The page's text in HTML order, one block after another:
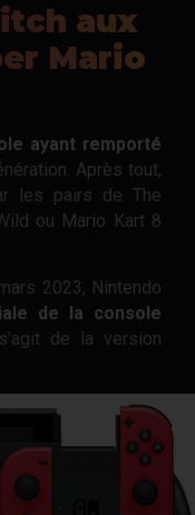
aux
Mario
ayant remporté
Après tout,
les pairs de The
ou Mario Kart 8
2023, Nintendo
de la console
de la version